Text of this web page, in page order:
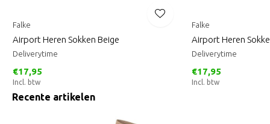
Falke
Airport Heren Sokken Beige
Deliverytime
€17,95
Incl. btw
Falke
Airport Heren
Deliverytime
€17,95
Incl. btw
Recente artikelen